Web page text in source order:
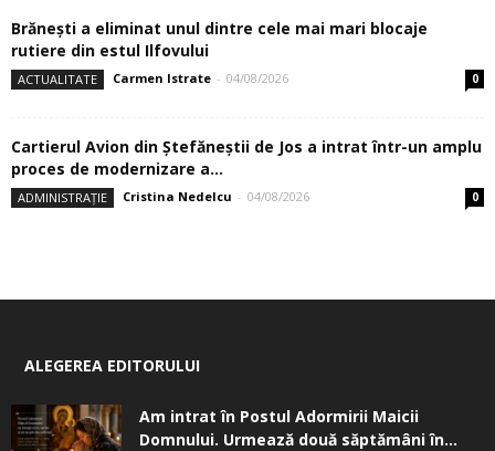
Brănești a eliminat unul dintre cele mai mari blocaje
rutiere din estul Ilfovului
ACTUALITATE Carmen Istrate - 04/08/2026 0
Cartierul Avion din Ştefăneştii de Jos a intrat într-un amplu
proces de modernizare a...
ADMINISTRAȚIE Cristina Nedelcu - 04/08/2026 0
ALEGEREA EDITORULUI
Am intrat în Postul Adormirii Maicii
Domnului. Urmează două săptămâni în...